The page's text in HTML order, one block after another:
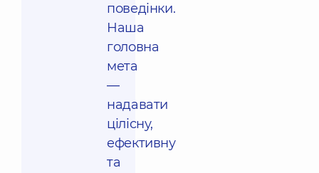
поведінки.
Наша
головна
мета
—
надавати
цілісну,
ефективну
та